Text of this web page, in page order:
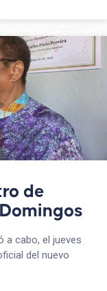
de
a cabo, el jueves
del nuevo